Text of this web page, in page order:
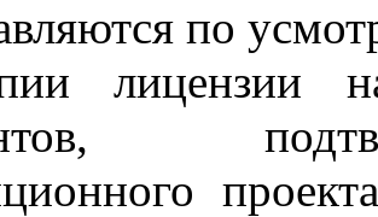
по
лицензии